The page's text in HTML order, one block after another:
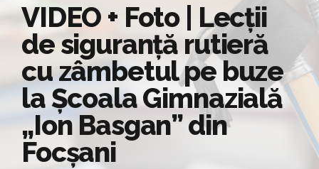
VIDEO + Foto | Lecții
de siguranță rutieră
cu zâmbetul pe buze
la Școala Gimnazială
„Ion Basgan” din
Focșani